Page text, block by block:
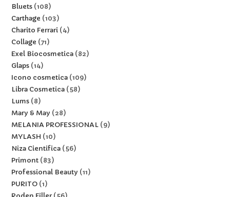
Bluets 108
Carthage
103
Charito Ferrari 4
Collage
71
Exel Biocosmetica 82
Glaps 14
Icono cosmetica 109
Libra Cosmetica 58
Lums 8
Mary & May
28
MELANIA PROFESSIONAL 9
MYLASH
10
Niza Cientifica 56
Primont 83
Professional Beauty
11
PURITO 1